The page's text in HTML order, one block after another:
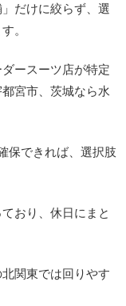
はありますか
れていないのは
だけに絞らず、選
。
ースーツ店が特定
宮市、茨城なら水
保できれば、選択肢
おり、休日にまと
関東では回りやす